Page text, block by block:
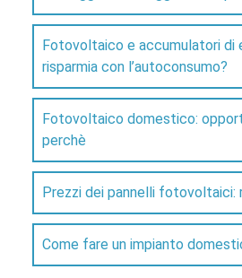
Fotovoltaico e accumulatori di
risparmia con l’autoconsumo?
Fotovoltaico domestico:
perchè
Prezzi dei pannelli fotovoltaici:
Come fare un impianto